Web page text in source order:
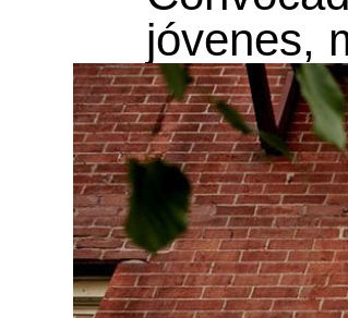
jóvenes,